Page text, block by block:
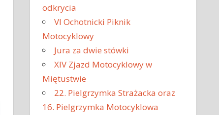
odkrycia
VI Ochotnicki Piknik
Motocyklowy
Jura za dwie stówki
XIV Zjazd Motocyklowy w
Miętustwie
22. Pielgrzymka Strażacka oraz
16. Pielgrzymka Motocyklowa